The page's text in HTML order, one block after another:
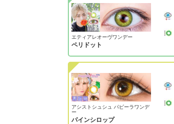
エティアレオーヴワンデー
ペリドット
アシストシュシュ パピーラワンデ
ー
パインシロップ